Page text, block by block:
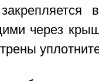
через